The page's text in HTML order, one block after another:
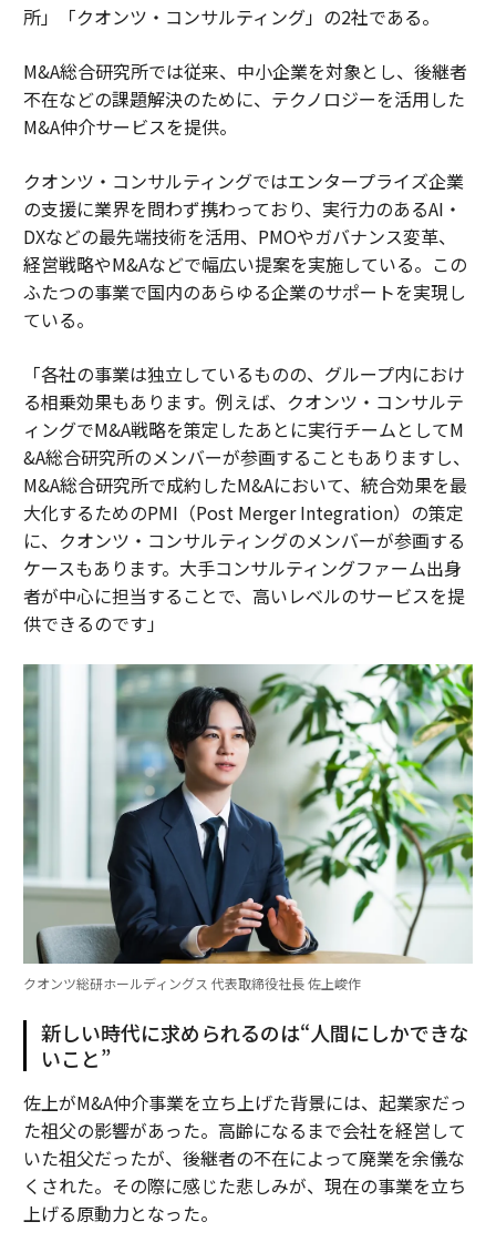
所」「クオンツ・コンサルティング」の2社である。
M&A総合研究所では従来、中小企業を対象とし、後継者
不在などの課題解決のために、テクノロジーを活用した
M&A仲介サービスを提供。
クオンツ・コンサルティングではエンタープライズ企業
の支援に業界を問わず携わっており、実行力のあるAI・
DXなどの最先端技術を活用、PMOやガバナンス変革、
経営戦略やM&Aなどで幅広い提案を実施している。この
ふたつの事業で国内のあらゆる企業のサポートを実現し
ている。
「各社の事業は独立しているものの、グループ内におけ
る相乗効果もあります。例えば、クオンツ・コンサルテ
ィングでM&A戦略を策定したあとに実行チームとしてM
&A総合研究所のメンバーが参画することもありますし、
M&A総合研究所で成約したM&Aにおいて、統合効果を最
大化するためのPMI（Post Merger Integration）の策定
に、クオンツ・コンサルティングのメンバーが参画する
ケースもあります。大手コンサルティングファーム出身
者が中心に担当することで、高いレベルのサービスを提
供できるのです」
クオンツ総研ホールディングス 代表取締役社長 佐上峻作
新しい時代に求められるのは“人間にしかできな
いこと”
佐上がM&A仲介事業を立ち上げた背景には、起業家だっ
た祖父の影響があった。高齢になるまで会社を経営して
いた祖父だったが、後継者の不在によって廃業を余儀な
くされた。その際に感じた悲しみが、現在の事業を立ち
上げる原動力となった。